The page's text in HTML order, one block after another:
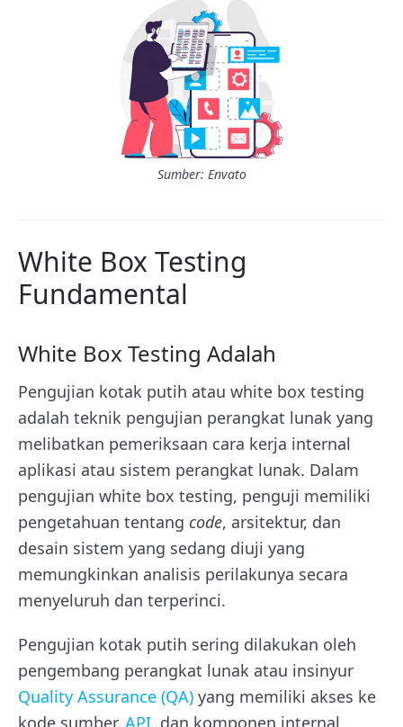
Sumber: Envato
White Box Testing
Fundamental
White Box Testing Adalah
Pengujian kotak putih atau white box testing
adalah teknik pengujian perangkat lunak yang
melibatkan pemeriksaan cara kerja internal
aplikasi atau sistem perangkat lunak. Dalam
pengujian white box testing, penguji memiliki
pengetahuan tentang code, arsitektur, dan
desain sistem yang sedang diuji yang
memungkinkan analisis perilakunya secara
menyeluruh dan terperinci.
Pengujian kotak putih sering dilakukan oleh
pengembang perangkat lunak atau insinyur
Quality Assurance (QA) yang memiliki akses ke
kode sumber, API, dan komponen internal